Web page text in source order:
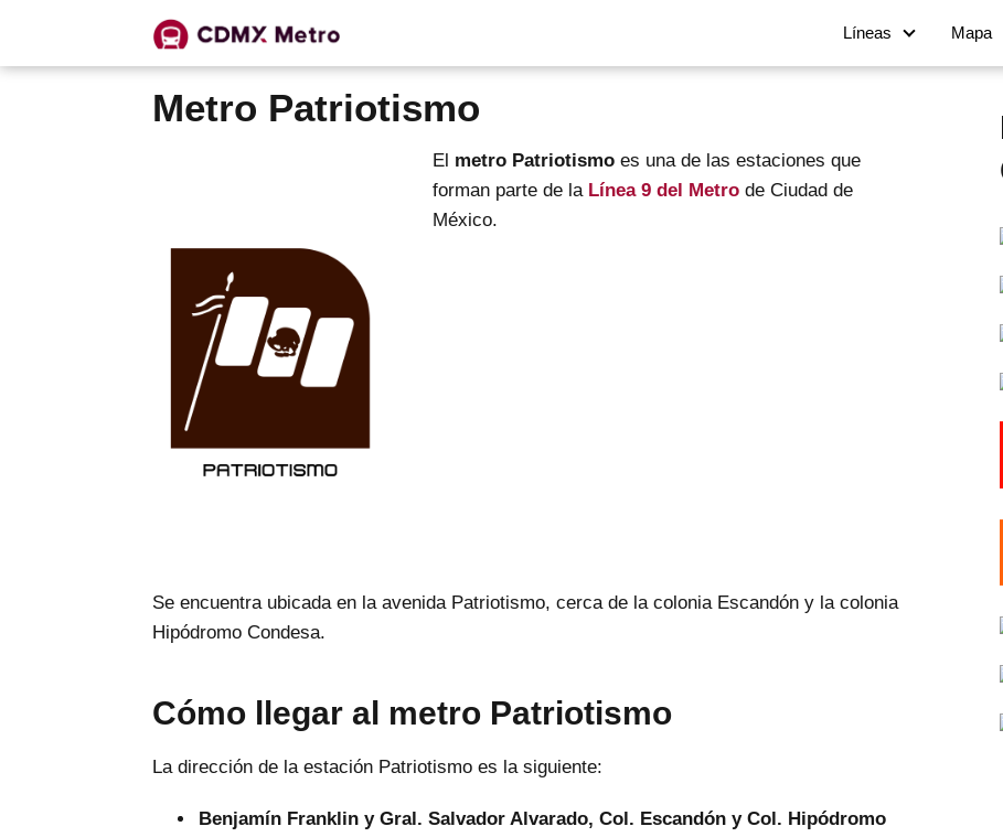
Líneas Mapa
Metro Patriotismo
El metro Patriotismo es una de las estaciones que
forman parte de la Línea 9 del Metro de Ciudad de
México.
Se encuentra ubicada en la avenida Patriotismo, cerca de la colonia Escandón y la colonia
Hipódromo Condesa.
Cómo llegar al metro Patriotismo
La dirección de la estación Patriotismo es la siguiente:
Benjamín Franklin y Gral. Salvador Alvarado, Col. Escandón y Col. Hipódromo